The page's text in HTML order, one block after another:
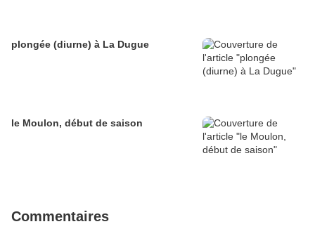
plongée (diurne) à La Dugue
le Moulon, début de saison
Commentaires